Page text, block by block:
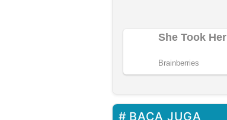
BACA JUGA